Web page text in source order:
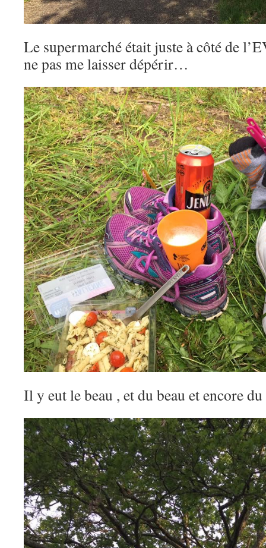
Le supermarché était juste à côté de
ne pas me laisser dépérir…
Il y eut le beau , et du beau et encore